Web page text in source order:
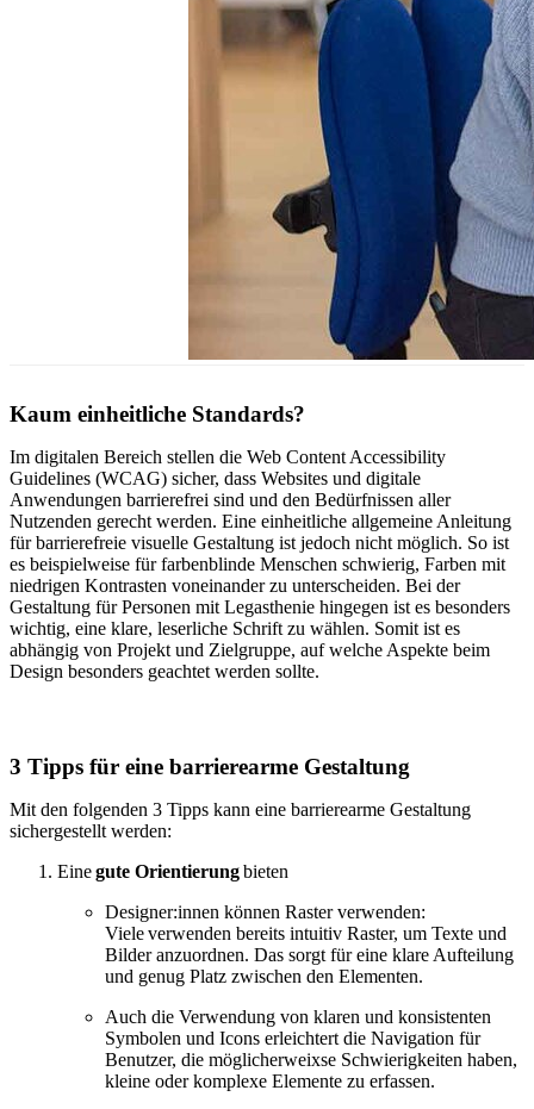
Kaum einheitliche Standards?
Im digitalen Bereich stellen die Web Content Accessibility
Guidelines (WCAG) sicher, dass Websites und digitale
Anwendungen barrierefrei sind und den Bedürfnissen aller
Nutzenden gerecht werden. Eine einheitliche allgemeine Anleitung
für barrierefreie visuelle Gestaltung ist jedoch nicht möglich. So ist
es beispielweise für farbenblinde Menschen schwierig, Farben mit
niedrigen Kontrasten voneinander zu unterscheiden. Bei der
Gestaltung für Personen mit Legasthenie hingegen ist es besonders
wichtig, eine klare, leserliche Schrift zu wählen. Somit ist es
abhängig von Projekt und Zielgruppe, auf welche Aspekte beim
Design besonders geachtet werden sollte.
3 Tipps für eine barrierearme Gestaltung
Mit den folgenden 3 Tipps kann eine barrierearme Gestaltung
sichergestellt werden:
Einegute Orientierungbieten
Designer:innen können Raster verwenden:
Viele verwenden bereits intuitiv Raster, um Texte und
Bilder anzuordnen. Das sorgt für eine klare Aufteilung
und genug Platz zwischen den Elementen.
Auch die Verwendung von klaren und konsistenten
Symbolen und Icons erleichtert die Navigation für
Benutzer, die möglicherweixse Schwierigkeiten haben,
kleine oder komplexe Elemente zu erfassen.